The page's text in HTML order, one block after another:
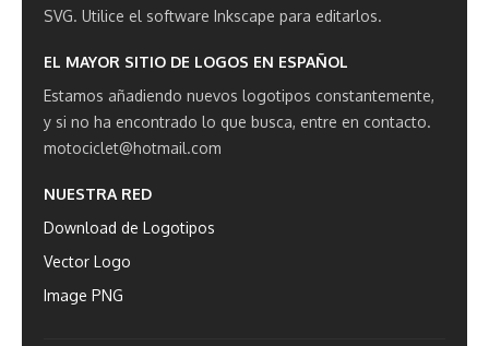
SVG. Utilice el software Inkscape para editarlos.
EL MAYOR SITIO DE LOGOS EN ESPAÑOL
Estamos añadiendo nuevos logotipos constantemente,
y si no ha encontrado lo que busca, entre en contacto.
motociclet@hotmail.com
NUESTRA RED
Download de Logotipos
Vector Logo
Image PNG